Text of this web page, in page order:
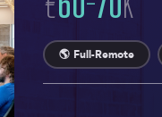
🌎 Full-Remote